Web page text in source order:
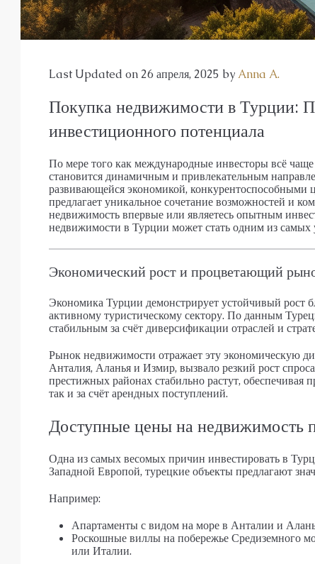
Last Updated on 26 апреля, 2025 byAnna A.
Покупка недвижимости в Турции:
инвестиционного потенциала
По мере того как международные инвесторы всё
становится динамичным и привлекательным
развивающейся экономикой,
предлагает уникальное сочетание возможностей и
недвижимость впервые или являетесь опытным
недвижимости в Турции может стать одним из самых
Экономический рост и процветающий
Экономика Турции демонстрирует устойчивый рост
активному туристическому сектору. По данным
стабильным за счёт диверсификации отраслей и
Рынок недвижимости отражает эту экономическую
Анталия, Аланья и Измир, вызвало резкий рост
престижных районах стабильно растут, обеспечивая
так и за счёт арендных поступлений.
Доступные цены на недвижимость
Одна из самых весомых причин инвестировать в
Западной Европой, турецкие объекты предлагают
Например:
Апартаменты с видом на море в Анталии и
Роскошные виллы на побережье Средиземного
или Италии.